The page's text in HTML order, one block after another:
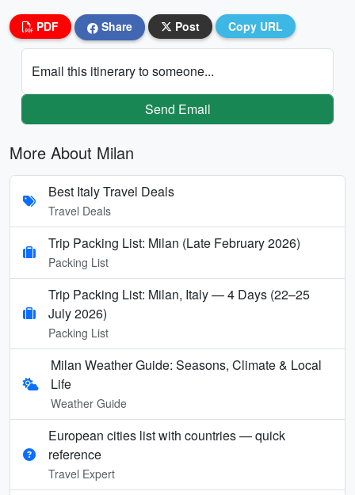
PDF Share Post Copy URL
Email this itinerary to someone...
Send Email
More About Milan
Best Italy Travel Deals
Travel Deals
Trip Packing List: Milan (Late February 2026)
Packing List
Trip Packing List: Milan, Italy — 4 Days (22–25
July 2026)
Packing List
Milan Weather Guide: Seasons, Climate & Local
Life
Weather Guide
European cities list with countries — quick
reference
Travel Expert